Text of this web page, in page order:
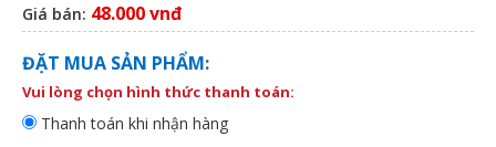
Giá bán: 48.000 vnđ
ĐẶT MUA SẢN PHẨM:
Vui lòng chọn hình thức thanh toán:
Thanh toán khi nhận hàng